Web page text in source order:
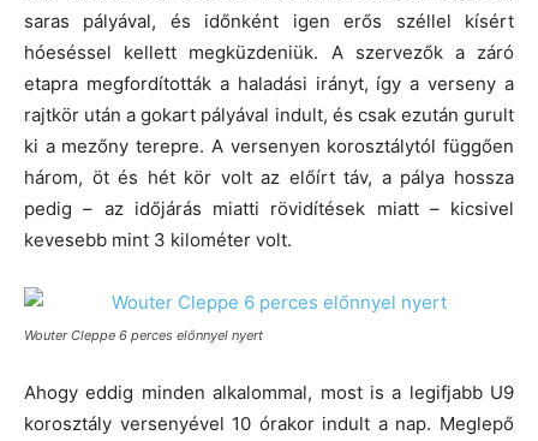
saras pályával, és időnként igen erős széllel kísért
hóeséssel kellett megküzdeniük. A szervezők a záró
etapra megfordították a haladási irányt, így a verseny a
rajtkör után a gokart pályával indult, és csak ezután gurult
ki a mezőny terepre. A versenyen korosztálytól függően
három, öt és hét kör volt az előírt táv, a pálya hossza
pedig – az időjárás miatti rövidítések miatt – kicsivel
kevesebb mint 3 kilométer volt.
Wouter Cleppe 6 perces előnnyel nyert
Ahogy eddig minden alkalommal, most is a legifjabb U9
korosztály versenyével 10 órakor indult a nap. Meglepő